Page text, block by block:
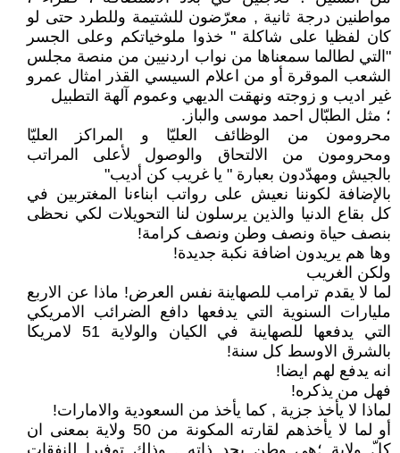
مواطنين درجة ثانية , معرّضون للشتيمة وللطرد حتى لو
كان لفظيا على شاكلة " خذوا ملوخياتكم وعلى الجسر
"التي لطالما سمعناها من نواب اردنيين من منصة مجلس
الشعب الموقرة أو من اعلام السيسي القذر امثال عمرو
غير اديب و زوجته ونهقت الديهي وعموم آلهة التطبيل
؛ مثل الطبّال احمد موسى والباز.
محرومون من الوظائف العليّا و المراكز العليّا
ومحرومون من الالتحاق والوصول لأعلى المراتب
بالجيش ومهدّدون بعبارة " يا غريب كن أديب"
بالإضافة لكوننا نعيش على رواتب ابناءنا المغتربين في
كل بقاع الدنيا والذين يرسلون لنا التحويلات لكي نحظى
بنصف حياة ونصف وطن ونصف كرامة!
وها هم يريدون اضافة نكبة جديدة!
ولكن الغريب
لما لا يقدم ترامب للصهاينة نفس العرض! ماذا عن الاربع
مليارات السنوية التي يدفعها دافع الضرائب الامريكي
التي يدفعها للصهاينة في الكيان والولاية 51 لامريكا
بالشرق الاوسط كل سنة!
انه يدفع لهم ايضا!
فهل من يذكره!
لماذا لا يأخذ جزية , كما يأخذ من السعودية والامارات!
أو لما لا يأخذهم لقارته المكونة من 50 ولاية بمعنى ان